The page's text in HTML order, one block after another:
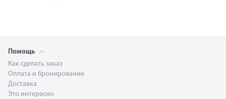
Помощь
Как сделать заказ
Оплата и бронирование
Доставка
Это интересно